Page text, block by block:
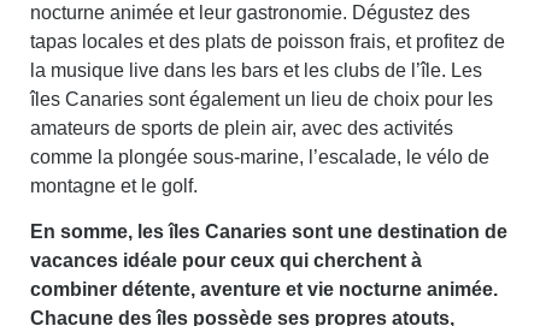
nocturne animée et leur gastronomie. Dégustez des
tapas locales et des plats de poisson frais, et profitez de
la musique live dans les bars et les clubs de l’île. Les
îles Canaries sont également un lieu de choix pour les
amateurs de sports de plein air, avec des activités
comme la plongée sous-marine, l’escalade, le vélo de
montagne et le golf.
En somme, les îles Canaries sont une destination de
vacances idéale pour ceux qui cherchent à
combiner détente, aventure et vie nocturne animée.
Chacune des îles possède ses propres atouts,